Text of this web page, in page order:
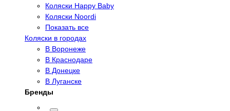
Коляски Happy Baby
Коляски Noordi
Показать все
Коляски в городах
В Воронеже
В Краснодаре
В Донецке
В Луганске
Бренды